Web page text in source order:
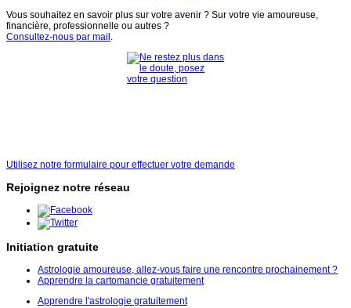
Vous souhaitez en savoir plus sur votre avenir ? Sur votre vie amoureuse,
financière, professionnelle ou autres ?
Consultez-nous par mail .
Utilisez notre formulaire pour effectuer votre demande
Rejoignez notre réseau
Initiation gratuite
Astrologie amoureuse, allez-vous faire une rencontre prochainement ?
Apprendre la cartomancie gratuitement
Apprendre l'astrologie gratuitement